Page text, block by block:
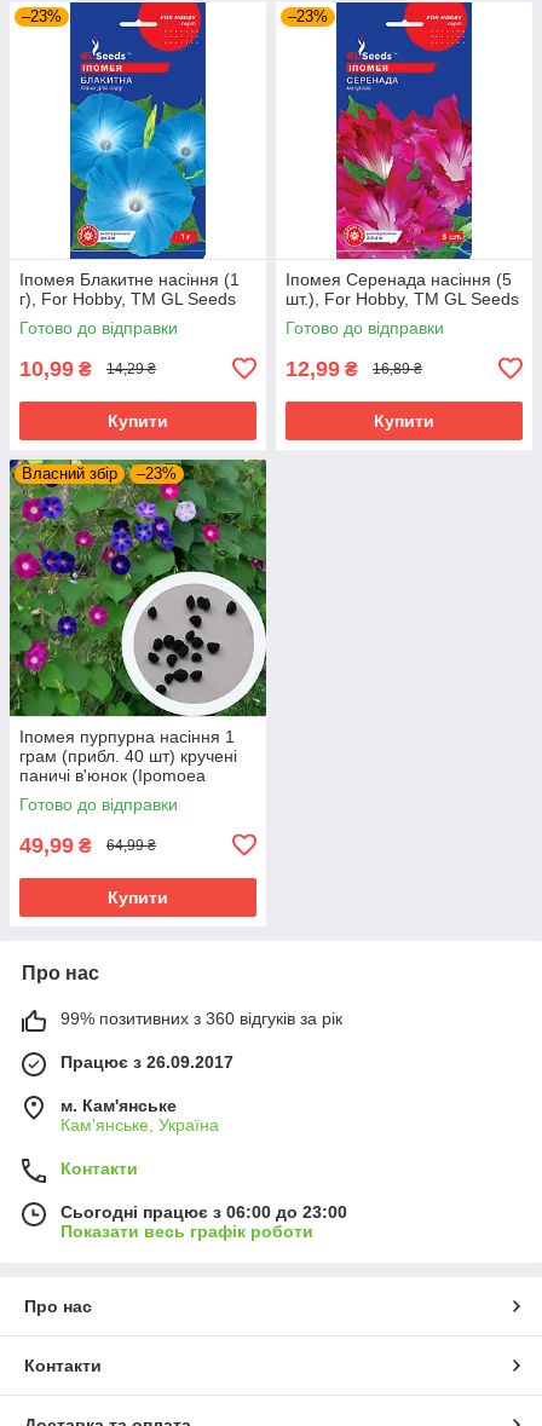
–23%
Іпомея Блакитне насіння (1
г), For Hobby, TM GL Seeds
Готово до відправки
10,99 ₴ 14,29 ₴
Купити
–23%
Іпомея Серенада насіння (5
шт.), For Hobby, TM GL Seeds
Готово до відправки
12,99 ₴ 16,89 ₴
Купити
Власний збір –23%
Іпомея пурпурна насіння 1
грам (прибл. 40 шт) кручені
паничі в'юнок (Ipomoea
purpurea)
Готово до відправки
49,99 ₴ 64,99 ₴
Купити
Про нас
99% позитивних з 360 відгуків за рік
Працює з 26.09.2017
м. Кам'янське
Кам'янське, Україна
Контакти
Сьогодні працює з 06:00 до 23:00
Показати весь графік роботи
Про нас
Контакти